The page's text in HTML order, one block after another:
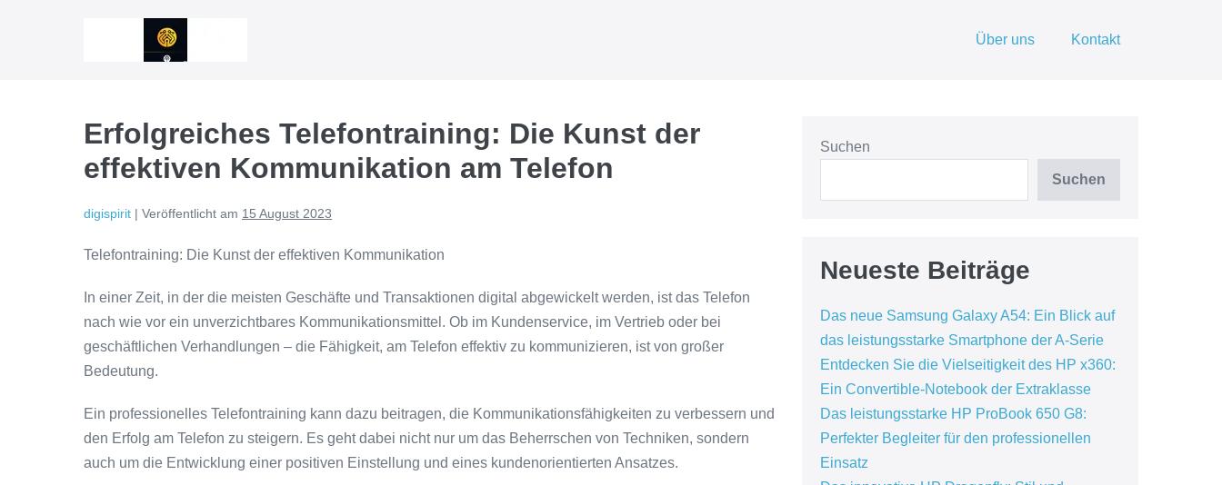
Über uns Kontakt
Erfolgreiches Telefontraining: Die Kunst der
effektiven Kommunikation am Telefon
digispirit | Veröffentlicht am 15 August 2023
Telefontraining: Die Kunst der effektiven Kommunikation
In einer Zeit, in der die meisten Geschäfte und Transaktionen digital abgewickelt werden, ist das Telefon
nach wie vor ein unverzichtbares Kommunikationsmittel. Ob im Kundenservice, im Vertrieb oder bei
geschäftlichen Verhandlungen – die Fähigkeit, am Telefon effektiv zu kommunizieren, ist von großer
Bedeutung.
Ein professionelles Telefontraining kann dazu beitragen, die Kommunikationsfähigkeiten zu verbessern und
den Erfolg am Telefon zu steigern. Es geht dabei nicht nur um das Beherrschen von Techniken, sondern
auch um die Entwicklung einer positiven Einstellung und eines kundenorientierten Ansatzes.
Suchen
Suchen
Neueste Beiträge
Das neue Samsung Galaxy A54: Ein Blick auf
das leistungsstarke Smartphone der A-Serie
Entdecken Sie die Vielseitigkeit des HP x360:
Ein Convertible-Notebook der Extraklasse
Das leistungsstarke HP ProBook 650 G8:
Perfekter Begleiter für den professionellen
Einsatz